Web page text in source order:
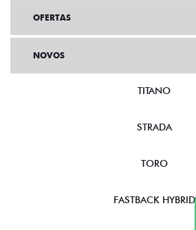
OFERTAS
NOVOS
TITANO
STRADA
TORO
FASTBACK HYBRID